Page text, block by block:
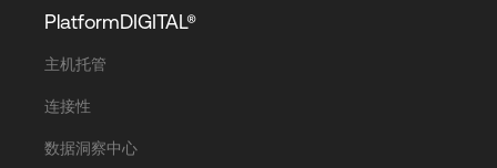
PlatformDIGITAL®
主机托管
连接性
数据洞察中心